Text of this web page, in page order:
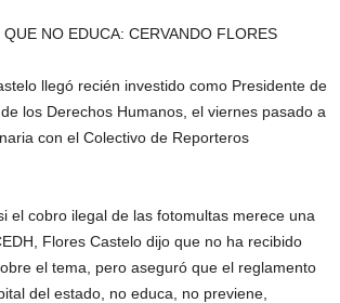
NO EDUCA: CERVANDO FLORES
llegó recién investido como Presidente de
los Derechos Humanos, el viernes pasado a
con el Colectivo de Reporteros
el cobro ilegal de las fotomultas merece una
Flores Castelo dijo que no ha recibido
el tema, pero aseguró que el reglamento
del estado, no educa, no previene,